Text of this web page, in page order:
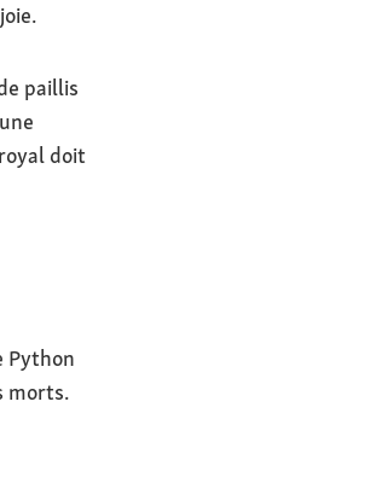
paillis
doit
Python
morts.